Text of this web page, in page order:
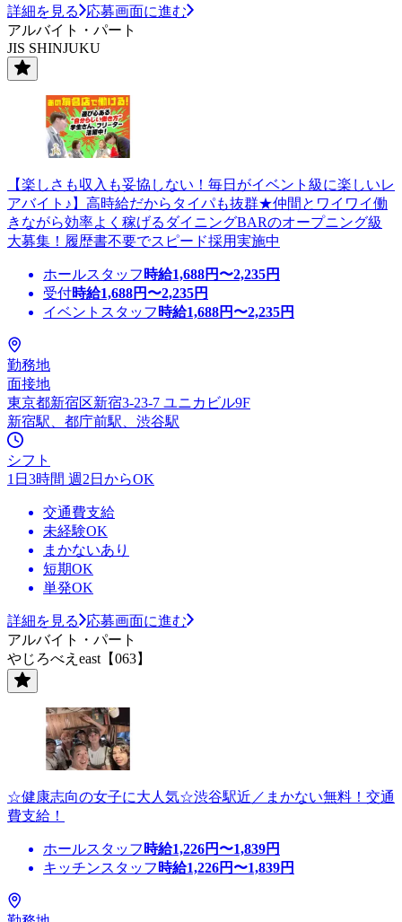
詳細を見る
応募画面に進む
アルバイト・パート
JIS SHINJUKU
【楽しさも収入も妥協しない！毎日がイベント級に楽しいレ
アバイト♪】高時給だからタイパも抜群★仲間とワイワイ働
きながら効率よく稼げるダイニングBARのオープニング級
大募集！履歴書不要でスピード採用実施中
ホールスタッフ 時給1,688円〜2,235円
受付時給1,688円〜2,235円
イベントスタッフ 時給1,688円〜2,235円
勤務地
面接地
東京都新宿区新宿3-23-7 ユニカビル9F
新宿駅、都庁前駅、渋谷駅
シフト
1日3時間 週2日からOK
交通費支給
未経験OK
まかないあり
短期OK
単発OK
詳細を見る
応募画面に進む
アルバイト・パート
やじろべえeast【063】
☆健康志向の女子に大人気☆渋谷駅近／まかない無料！交通
費支給！
ホールスタッフ 時給1,226円〜1,839円
キッチンスタッフ 時給1,226円〜1,839円